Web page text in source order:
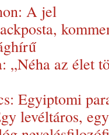
A jel
„Néha az élet
Egyiptomi
levéltáros,